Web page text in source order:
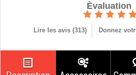
Èvaluation
Lire les avis (313) Donnez